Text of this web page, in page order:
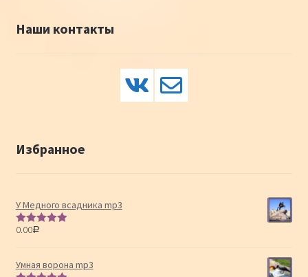
Наши контакты
Избранное
У Медного всадника mp3
Оценка
0.00Р
Умная ворона mp3